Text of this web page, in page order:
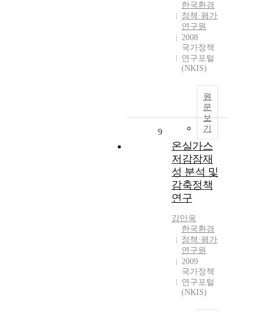
한국환경
정책·평가
연구원
2008
국가정책
연구포털
(NKIS)
원
문
보
기
9
온실가스
저감잠재
성 분석 및
감축정책
연구
강만옥
한국환경
정책·평가
연구원
2009
국가정책
연구포털
(NKIS)